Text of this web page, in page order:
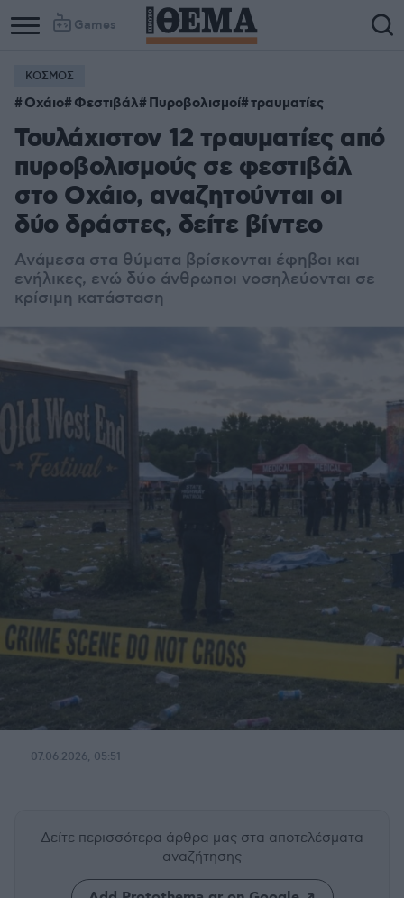
Games
ΚΟΣΜΟΣ
Οχάιο Φεστιβάλ Πυροβολισμοί τραυματίες
Τουλάχιστον 12 τραυματίες από
πυροβολισμούς σε φεστιβάλ
στο Οχάιο, αναζητούνται οι
δύο δράστες, δείτε βίντεο
Ανάμεσα στα θύματα βρίσκονται έφηβοι και
ενήλικες, ενώ δύο άνθρωποι νοσηλεύονται σε
κρίσιμη κατάσταση
07.06.2026, 05:51
Δείτε περισσότερα άρθρα μας στα αποτελέσματα
αναζήτησης